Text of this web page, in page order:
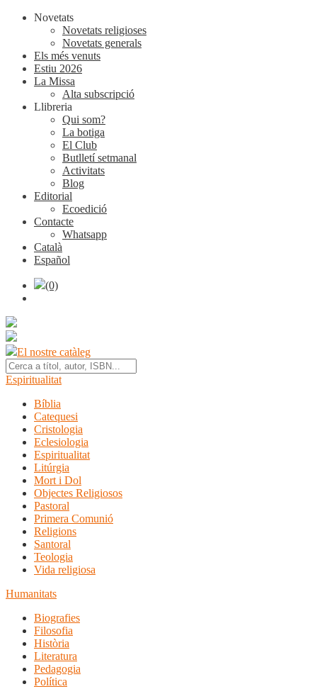
Novetats
Novetats religioses
Novetats generals
Els més venuts
Estiu 2026
La Missa
Alta subscripció
Llibreria
Qui som?
La botiga
El Club
Butlletí setmanal
Activitats
Blog
Editorial
Ecoedició
Contacte
Whatsapp
Català
Español
(0)
El nostre catàleg
Espiritualitat
Bíblia
Catequesi
Cristologia
Eclesiologia
Espiritualitat
Litúrgia
Mort i Dol
Objectes Religiosos
Pastoral
Primera Comunió
Religions
Santoral
Teologia
Vida religiosa
Humanitats
Biografies
Filosofia
Història
Literatura
Pedagogia
Política